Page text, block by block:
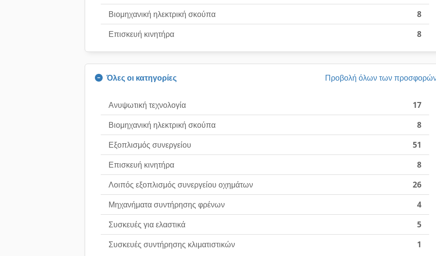
Βιομηχανική ηλεκτρική σκούπα
8
Επισκευή κινητήρα
8
Όλες οι κατηγορίες Προβολή όλων των
Ανυψωτική τεχνολογία
17
Βιομηχανική ηλεκτρική σκούπα
8
Εξοπλισμός συνεργείου
51
Επισκευή κινητήρα
8
Λοιπός εξοπλισμός συνεργείου οχημάτων
26
Μηχανήματα συντήρησης φρένων
4
Συσκευές για ελαστικά
5
Συσκευές συντήρησης κλιματιστικών
1